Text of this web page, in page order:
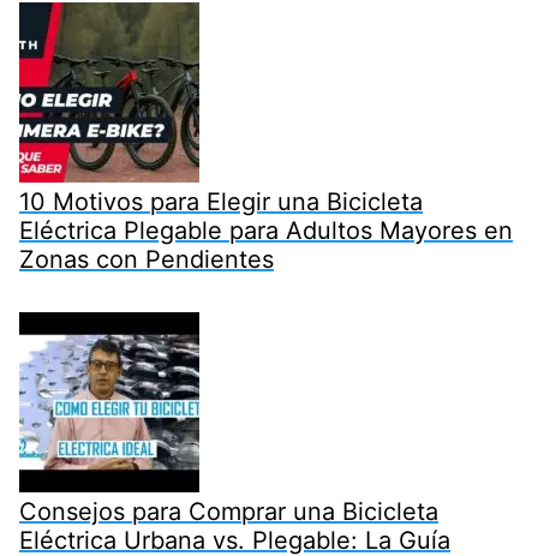
10 Motivos para Elegir una Bicicleta
Eléctrica Plegable para Adultos Mayores en
Zonas con Pendientes
Consejos para Comprar una Bicicleta
Eléctrica Urbana vs. Plegable: La Guía